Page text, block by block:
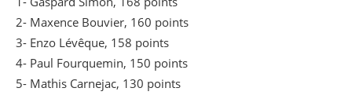
2- Maxence Bouvier, 160 points
3- Enzo Lévêque, 158 points
4- Paul Fourquemin, 150 points
5- Mathis Carnejac, 130 points